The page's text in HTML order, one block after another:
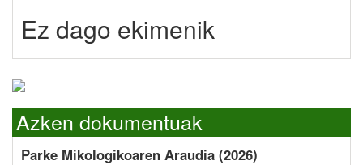
Ez dago ekimenik
Azken dokumentuak
Parke Mikologikoaren Araudia (2026)